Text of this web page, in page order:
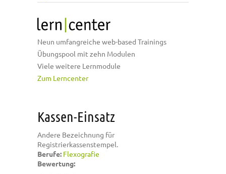
Neun umfangreiche web-based Trainings
Übungspool mit zehn Modulen
Viele weitere Lernmodule
Zum Lerncenter
Kassen-Einsatz
Andere Bezeichnung für
Registrierkassenstempel.
Berufe: Flexografie
Bewertung: